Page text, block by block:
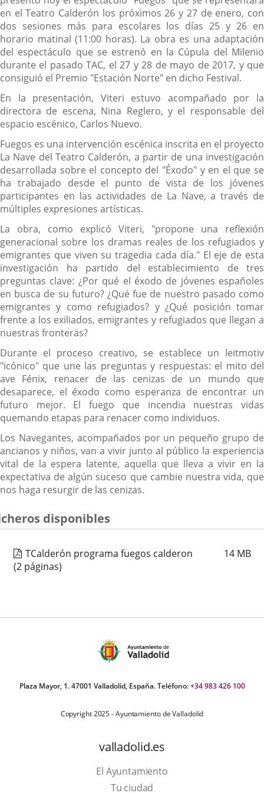
en el Teatro Calderón los próximos 26 y 27 de enero, con
dos sesiones más para escolares los días 25 y 26 en
horario matinal (11:00 horas). La obra es una adaptación
del espectáculo que se estrenó en la Cúpula del Milenio
durante el pasado TAC, el 27 y 28 de mayo de 2017, y que
consiguió el Premio "Estación Norte" en dicho Festival.
En la presentación, Viteri estuvo acompañado por la
directora de escena, Nina Reglero, y el responsable del
espacio escénico, Carlos Nuevo.
Fuegos es una intervención escénica inscrita en el proyecto
La Nave del Teatro Calderón, a partir de una investigación
desarrollada sobre el concepto del "Éxodo" y en el que se
ha trabajado desde el punto de vista de los jóvenes
participantes en las actividades de La Nave, a través de
múltiples expresiones artísticas.
La obra, como explicó Viteri, "propone una reflexión
generacional sobre los dramas reales de los refugiados y
emigrantes que viven su tragedia cada día." El eje de esta
investigación ha partido del establecimiento de tres
preguntas clave: ¿Por qué el éxodo de jóvenes españoles
en busca de su futuro? ¿Qué fue de nuestro pasado como
emigrantes y como refugiados? y ¿Qué posición tomar
frente a los exiliados, emigrantes y refugiados que llegan a
nuestras fronteras?
Durante el proceso creativo, se establece un leitmotiv
"icónico" que une las preguntas y respuestas: el mito del
ave Fénix, renacer de las cenizas de un mundo que
desaparece, el éxodo como esperanza de encontrar un
futuro mejor. El fuego que incendia nuestras vidas
quemando etapas para renacer como individuos.
Los Navegantes, acompañados por un pequeño grupo de
ancianos y niños, van a vivir junto al público la experiencia
vital de la espera latente, aquella que lleva a vivir en la
expectativa de algún suceso que cambie nuestra vida, que
nos haga resurgir de las cenizas.
disponibles
TCalderón programa fuegos calderon 14 MB
(2 páginas)
Plaza Mayor, 1. 47001 Valladolid, España. Teléfono:+34 983 426 100
Copyright 2025 - Ayuntamiento de Valladolid
valladolid.es
El Ayuntamiento
Tu ciudad